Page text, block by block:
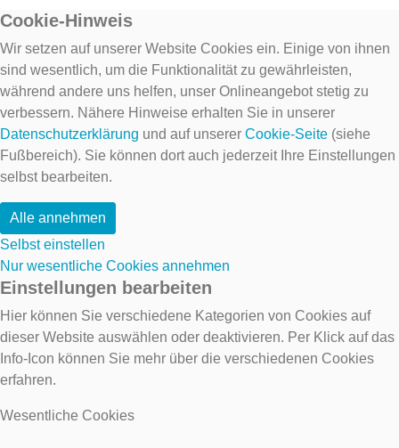
Cookie-Hinweis
Wir setzen auf unserer Website Cookies ein. Einige von ihnen
sind wesentlich, um die Funktionalität zu gewährleisten,
während andere uns helfen, unser Onlineangebot stetig zu
verbessern. Nähere Hinweise erhalten Sie in unserer
Datenschutzerklärung und auf unserer Cookie-Seite (siehe
Fußbereich). Sie können dort auch jederzeit Ihre Einstellungen
selbst bearbeiten.
Alle annehmen
Selbst einstellen
Nur wesentliche Cookies annehmen
Einstellungen bearbeiten
Hier können Sie verschiedene Kategorien von Cookies auf
dieser Website auswählen oder deaktivieren. Per Klick auf das
Info-Icon können Sie mehr über die verschiedenen Cookies
erfahren.
Wesentliche Cookies